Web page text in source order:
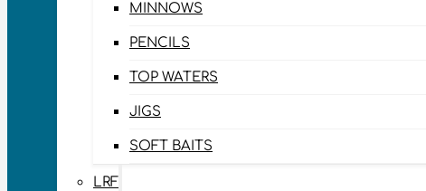
MINNOWS
PENCILS
TOP WATERS
JIGS
SOFT BAITS
LRF